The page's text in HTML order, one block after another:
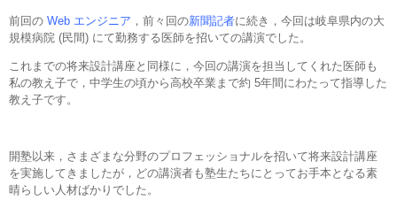
前回の Web エンジニア ，前々回の新聞記者に続き，今回は岐阜県内の大
規模病院 (民間) にて勤務する医師を招いての講演でした。
これまでの将来設計講座と同様に，今回の講演を担当してくれた医師も
私の教え子で，中学生の頃から高校卒業まで約 5年間にわたって指導した
教え子です。
開塾以来，さまざまな分野のプロフェッショナルを招いて将来設計講座
を実施してきましたが，どの講演者も塾生たちにとってお手本となる素
晴らしい人材ばかりでした。